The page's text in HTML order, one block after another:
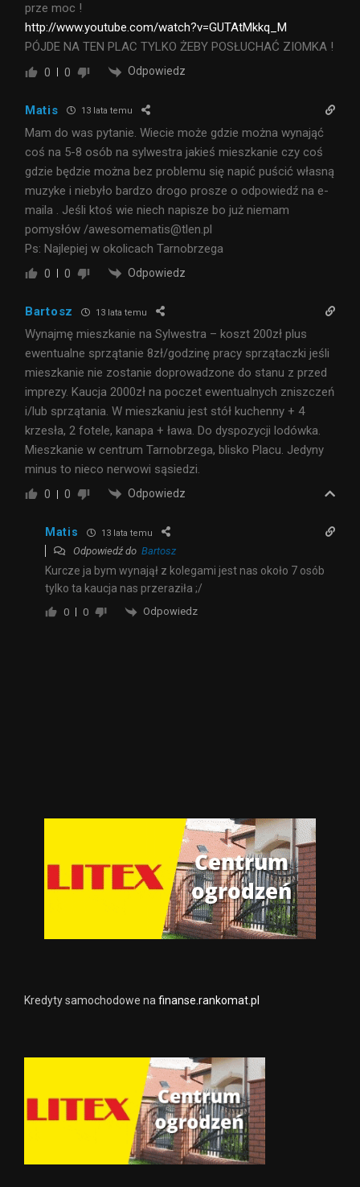
prze moc !
http://www.youtube.com/watch?v=GUTAtMkkq_M
PÓJDE NA TEN PLAC TYLKO ŻEBY POSŁUCHAĆ ZIOMKA !
0 0 Odpowiedz
Matis 13 lata temu
Mam do was pytanie. Wiecie może gdzie można wynająć
coś na 5-8 osób na sylwestra jakieś mieszkanie czy coś
gdzie będzie można bez problemu się napić puścić własną
muzyke i niebyło bardzo drogo prosze o odpowiedź na e-
maila . Jeśli ktoś wie niech napisze bo już niemam
pomysłów /awesomematis@tlen.pl
Ps: Najlepiej w okolicach Tarnobrzega
0 0 Odpowiedz
Bartosz 13 lata temu
Wynajmę mieszkanie na Sylwestra – koszt 200zł plus
ewentualne sprzątanie 8zł/godzinę pracy sprzątaczki jeśli
mieszkanie nie zostanie doprowadzone do stanu z przed
imprezy. Kaucja 2000zł na poczet ewentualnych zniszczeń
i/lub sprzątania. W mieszkaniu jest stół kuchenny + 4
krzesła, 2 fotele, kanapa + ława. Do dyspozycji lodówka.
Mieszkanie w centrum Tarnobrzega, blisko Placu. Jedyny
minus to nieco nerwowi sąsiedzi.
0 0 Odpowiedz
Matis 13 lata temu
Odpowiedź do Bartosz
Kurcze ja bym wynajął z kolegami jest nas około 7 osób
tylko ta kaucja nas przeraziła ;/
0 0 Odpowiedz
Kredyty samochodowe na finanse.rankomat.pl